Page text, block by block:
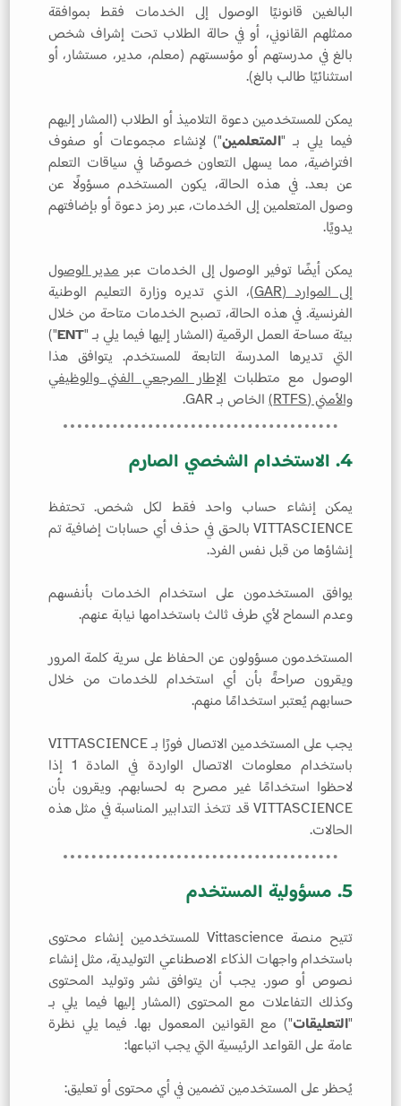
البالغين قانونيًا الوصول إلى الخدمات فقط بموافقة
ممثلهم القانوني، أو في حالة الطلاب تحت إشراف شخص
بالغ في مدرستهم أو مؤسستهم (معلم، مدير، مستشار، أو
استثنائيًا طالب بالغ).
يمكن للمستخدمين دعوة التلاميذ أو الطلاب (المشار إليهم
فيما يلي بـ "المتعلمين") لإنشاء مجموعات أو صفوف
افتراضية، مما يسهل التعاون خصوصًا في سياقات التعلم
عن بعد. في هذه الحالة، يكون المستخدم مسؤولًا عن
وصول المتعلمين إلى الخدمات، عبر رمز دعوة أو بإضافتهم
يدويًا.
يمكن أيضًا توفير الوصول إلى الخدمات عبر مدير الوصول
إلى الموارد (GAR)
، الذي تديره وزارة التعليم الوطنية
الفرنسية. في هذه الحالة، تصبح الخدمات متاحة من خلال
بيئة مساحة العمل الرقمية (المشار إليها فيما يلي بـ "ENT
")
التي تديرها المدرسة التابعة للمستخدم. يتوافق هذا
الوصول مع متطلبات الإطار المرجعي الفني والوظيفي
والأمني (RTFS)
الخاص بـ GAR.
4. الاستخدام الشخصي الصارم
يمكن إنشاء حساب واحد فقط لكل شخص. تحتفظ
VITTASCIENCE بالحق في حذف أي حسابات إضافية تم
إنشاؤها من قبل نفس الفرد.
يوافق المستخدمون على استخدام الخدمات بأنفسهم
وعدم السماح لأي طرف ثالث باستخدامها نيابة عنهم.
المستخدمون مسؤولون عن الحفاظ على سرية كلمة المرور
ويقرون صراحةً بأن أي استخدام للخدمات من خلال
حسابهم يُعتبر استخدامًا منهم.
يجب على المستخدمين الاتصال فورًا بـ VITTASCIENCE
باستخدام معلومات الاتصال الواردة في المادة 1 إذا
لاحظوا استخدامًا غير مصرح به لحسابهم. ويقرون بأن
VITTASCIENCE قد تتخذ التدابير المناسبة في مثل هذه
الحالات.
5. مسؤولية المستخدم
تتيح منصة Vittascience للمستخدمين إنشاء محتوى
باستخدام واجهات الذكاء الاصطناعي التوليدية، مثل إنشاء
نصوص أو صور. يجب أن يتوافق نشر وتوليد المحتوى
وكذلك التفاعلات مع المحتوى (المشار إليها فيما يلي بـ
"التعليقات") مع القوانين المعمول بها. فيما يلي نظرة
عامة على القواعد الرئيسية التي يجب اتباعها:
يُحظر على المستخدمين تضمين في أي محتوى أو تعليق: